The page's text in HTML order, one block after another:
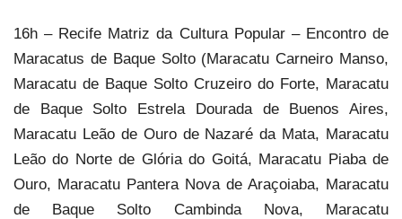
16h – Recife Matriz da Cultura Popular – Encontro de
Maracatus de Baque Solto (Maracatu Carneiro Manso,
Maracatu de Baque Solto Cruzeiro do Forte, Maracatu
de Baque Solto Estrela Dourada de Buenos Aires,
Maracatu Leão de Ouro de Nazaré da Mata, Maracatu
Leão do Norte de Glória do Goitá, Maracatu Piaba de
Ouro, Maracatu Pantera Nova de Araçoiaba, Maracatu
de Baque Solto Cambinda Nova, Maracatu